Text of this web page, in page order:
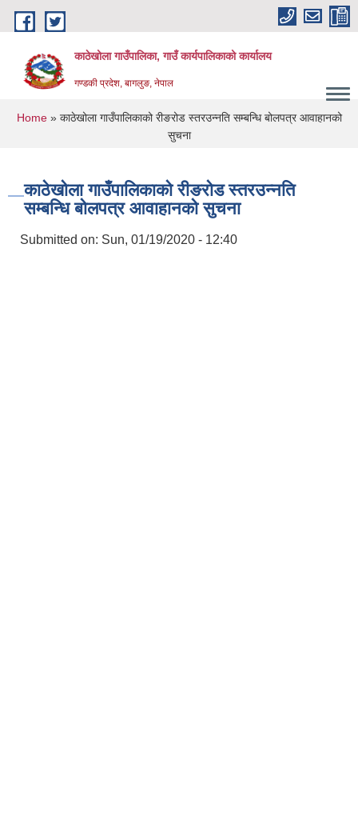
Skip to main content
काठेखोला गाउँपालिका, गाउँ कार्यपालिकाको कार्यालय
गण्डकी प्रदेश, बागलुङ, नेपाल
You are here
Home» काठेखोला गाउँपालिकाको रीङरोड स्तरउन्नति सम्बन्धि बोलपत्र आवाहानको
सुचना
काठेखोला गाउँपालिकाको रीङरोड स्तरउन्नति
सम्बन्धि बोलपत्र आवाहानको सुचना
Submitted on: Sun, 01/19/2020 - 12:40